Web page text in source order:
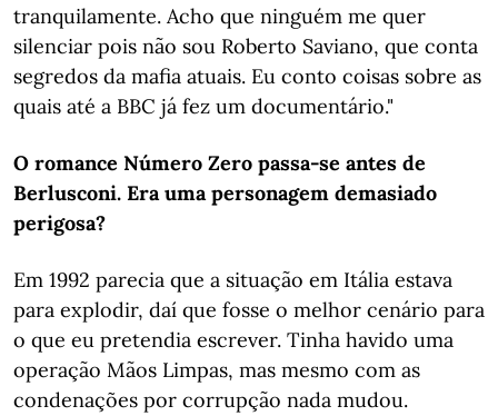
tranquilamente. Acho que ninguém me quer
silenciar pois não sou Roberto Saviano, que conta
segredos da mafia atuais. Eu conto coisas sobre as
quais até a BBC já fez um documentário."
O romance Número Zero passa-se antes de
Berlusconi. Era uma personagem demasiado
perigosa?
Em 1992 parecia que a situação em Itália estava
para explodir, daí que fosse o melhor cenário para
o que eu pretendia escrever. Tinha havido uma
operação Mãos Limpas, mas mesmo com as
condenações por corrupção nada mudou.